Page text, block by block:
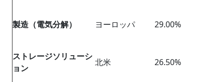
製造（電気分解） ヨーロッパ 29.00%
ストレージソリューシ
ョン
北米 26.50%